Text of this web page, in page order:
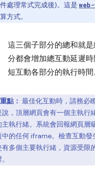
件處理常式完成後)。這是
算方式。
這三個子部分的總和就
分都會增加總互動延遲
短互動各部分的執行時間
重點： 最佳化互動時，請務必
說，頂層網頁會有一個主執行
主執行緒。系統會回報網頁層
中的任何 iframe。檢查互動
有多個主要執行緒，資源受限